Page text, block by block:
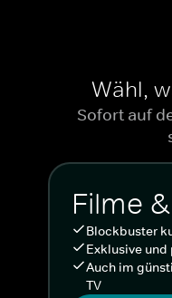
Wähl,
Sofort auf
Filme
Blockbuster
Exklusive
Auch im
TV